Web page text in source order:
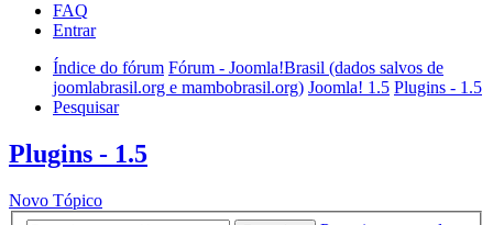
FAQ
Entrar
Índice do fórum Fórum - Joomla!Brasil (dados salvos de
joomlabrasil.org e mambobrasil.org) Joomla! 1.5 Plugins - 1.5
Pesquisar
Plugins - 1.5
Novo Tópico